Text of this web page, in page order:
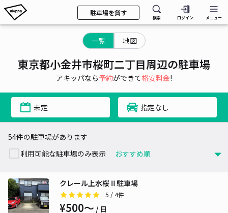
駐車場を貸す
検索 ログイン メニュー
一覧 地図
東京都小金井市桜町二丁目周辺の駐車場
アキッパなら予約ができて格安料金!
未定 指定なし
54件の駐車場があります
利用可能な駐車場のみ表示
クレール上水桜Ⅱ駐車場
5 / 4件
¥500〜 / 日